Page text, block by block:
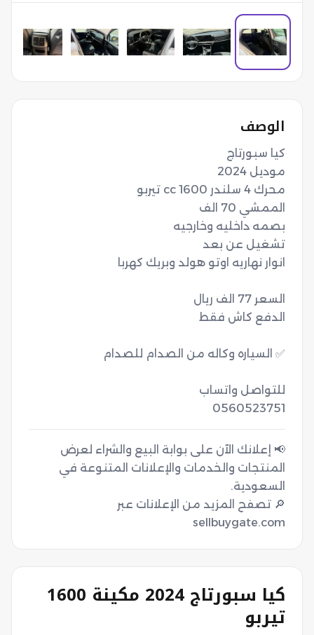
الوصف
0560523751
📢 إعلانك الآن على بوابة البيع والشراء لعرض
المنتجات والخدمات والإعلانات المتنوعة في
🔎 تصفح المزيد من الإعلانات عبر
sellbuygate.com
كيا سبورتاج 2024 مكينة 1600
تيربو